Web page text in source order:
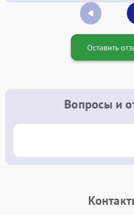
Оставить
Вопросы и